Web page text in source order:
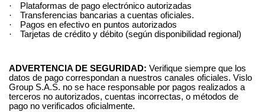
·
Plataformas de pago electrónico autorizadas
·
Transferencias bancarias a cuentas oficiales.
·
Pagos en efectivo en puntos autorizados
·
Tarjetas de crédito y débito (según disponibilidad regional)
ADVERTENCIA DE SEGURIDAD: Verifique siempre que los
datos de pago correspondan a nuestros canales oficiales. Vislo
Group S.A.S. no se hace responsable por pagos realizados a
terceros no autorizados, cuentas incorrectas, o métodos de
pago no verificados oficialmente.